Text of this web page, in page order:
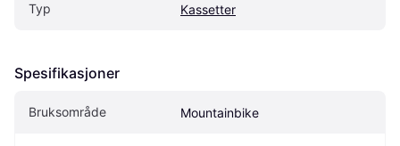
Typ Kassetter
Spesifikasjoner
Bruksområde Mountainbike